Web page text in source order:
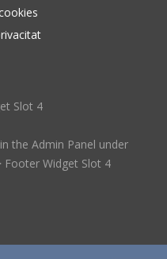
Slot 4
the Admin Panel under
Footer Widget Slot 4